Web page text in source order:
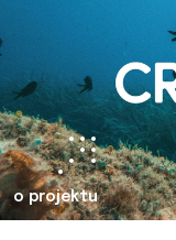
o projektu